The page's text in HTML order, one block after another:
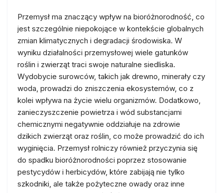
Przemysł ma znaczący wpływ na bioróżnorodność, co
jest szczególnie niepokojące w kontekście globalnych
zmian klimatycznych i degradacji środowiska. W
wyniku działalności przemysłowej wiele gatunków
roślin i zwierząt traci swoje naturalne siedliska.
Wydobycie surowców, takich jak drewno, minerały czy
woda, prowadzi do zniszczenia ekosystemów, co z
kolei wpływa na życie wielu organizmów. Dodatkowo,
zanieczyszczenie powietrza i wód substancjami
chemicznymi negatywnie oddziałuje na zdrowie
dzikich zwierząt oraz roślin, co może prowadzić do ich
wyginięcia. Przemysł rolniczy również przyczynia się
do spadku bioróżnorodności poprzez stosowanie
pestycydów i herbicydów, które zabijają nie tylko
szkodniki, ale także pożyteczne owady oraz inne